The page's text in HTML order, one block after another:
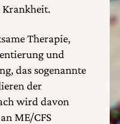
Therapie,
und
das sogenannte
der
wird davon
ME/CFS